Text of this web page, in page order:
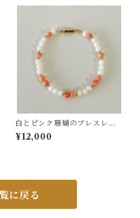
白とピンク珊瑚のブレスレッ
ト ts−17
¥12,000
に戻る